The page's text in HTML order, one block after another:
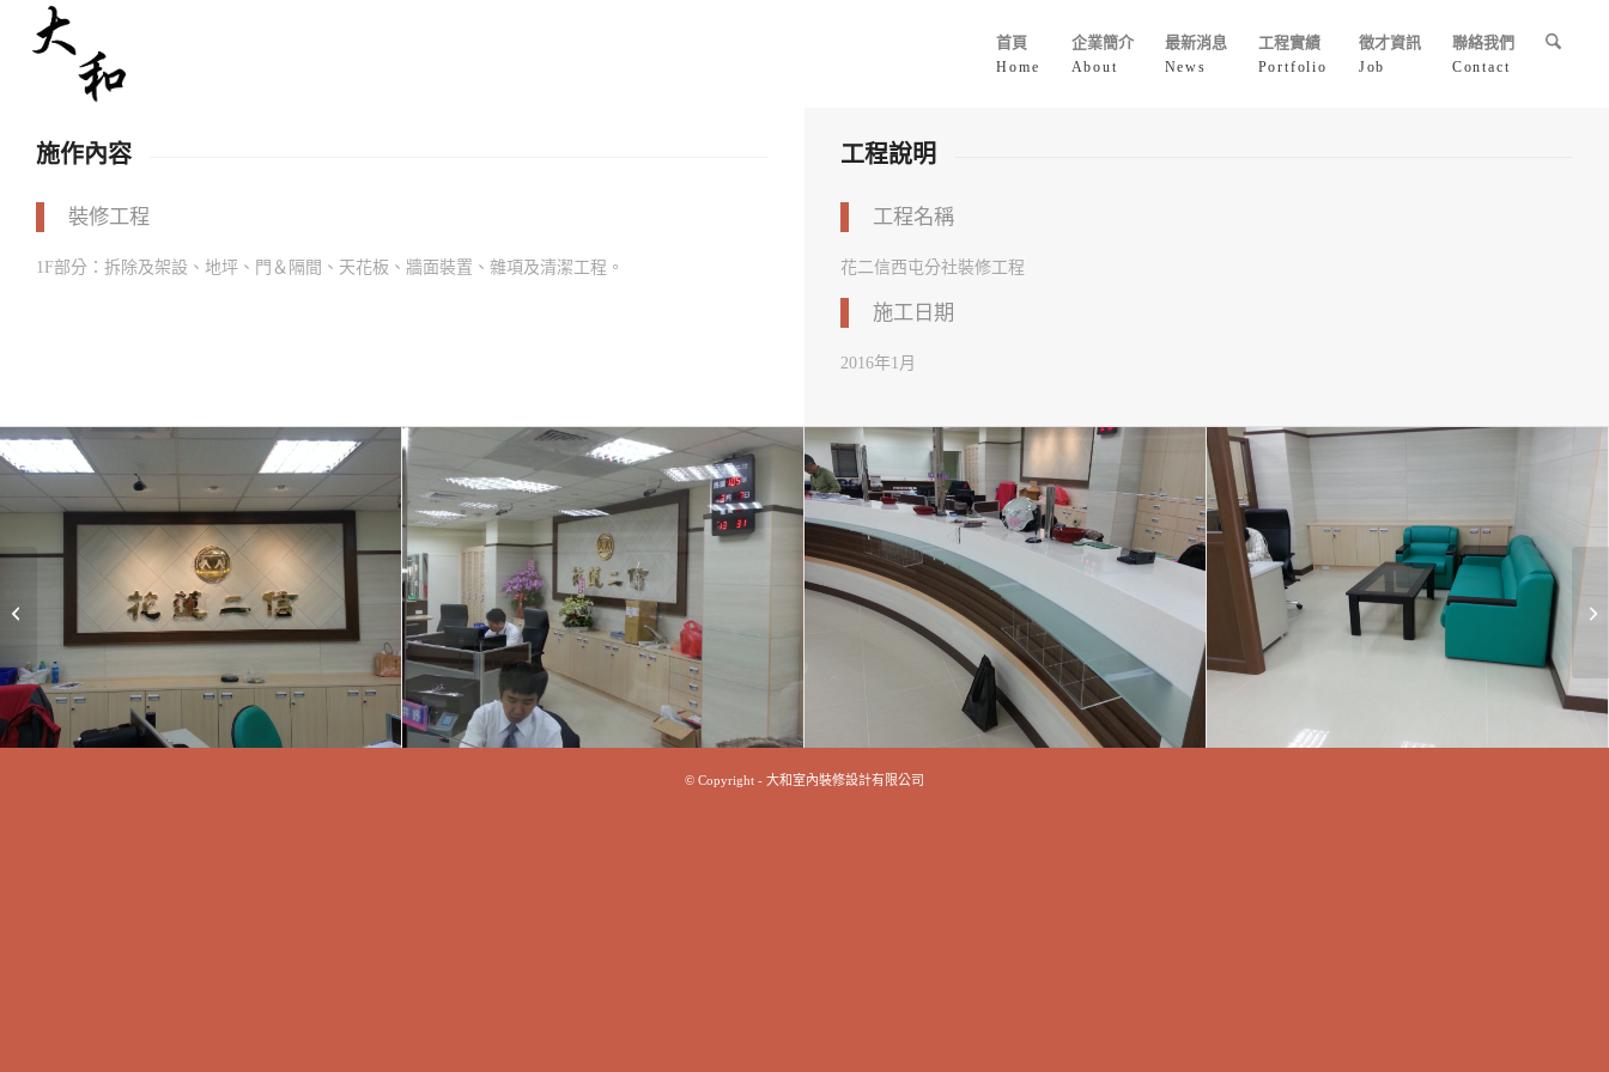
首頁
Home
企業簡介
About
最新消息
News
工程實績
Portfolio
徵才資訊
Job
聯絡我們
Contact
施作內容
裝修工程
1F部分：拆除及架設、地坪、門＆隔間、天花板、牆面裝置、雜項及清潔工程。
工程說明
工程名稱
花二信西屯分社裝修工程
施工日期
2016年1月
© Copyright - 大和室內裝修設計有限公司
華泰銀行彰化分行新建